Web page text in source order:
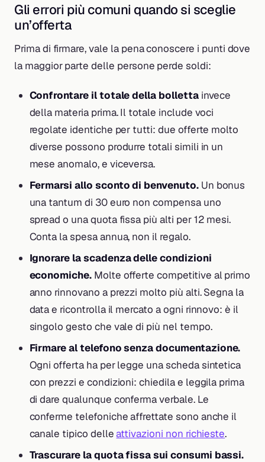
Gli errori più comuni quando si sceglie
un’offerta
Prima di firmare, vale la pena conoscere i punti dove
la maggior parte delle persone perde soldi:
Confrontare il totale della bollettainvece
della materia prima. Il totale include voci
regolate identiche per tutti: due offerte molto
diverse possono produrre totali simili in un
mese anomalo, e viceversa.
Fermarsi allo sconto di benvenuto.Un bonus
una tantum di 30 euro non compensa uno
spread o una quota fissa più alti per 12 mesi.
Conta la spesa annua, non il regalo.
Ignorare la scadenza delle condizioni
economiche.Molte offerte competitive al primo
anno rinnovano a prezzi molto più alti. Segna la
data e ricontrolla il mercato a ogni rinnovo: è il
singolo gesto che vale di più nel tempo.
Firmare al telefono senza documentazione.
Ogni offerta ha per legge una scheda sintetica
con prezzi e condizioni: chiedila e leggila prima
di dare qualunque conferma verbale. Le
conferme telefoniche affrettate sono anche il
canale tipico delleattivazioni non richieste.
Trascurare la quota fissa sui consumi bassi.